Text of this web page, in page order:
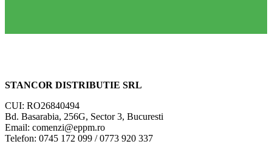
STANCOR DISTRIBUTIE SRL
CUI: RO26840494
Bd. Basarabia, 256G, Sector 3, Bucuresti
Email: comenzi@eppm.ro
Telefon: 0745 172 099 / 0773 920 337